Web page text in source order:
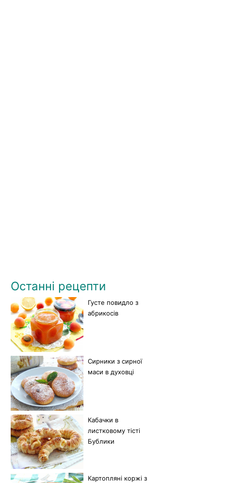
Останні рецепти
Густе повидло з
абрикосів
Сирники з сирної
маси в духовці
Кабачки в
листковому тісті
Бублики
Картопляні коржі з